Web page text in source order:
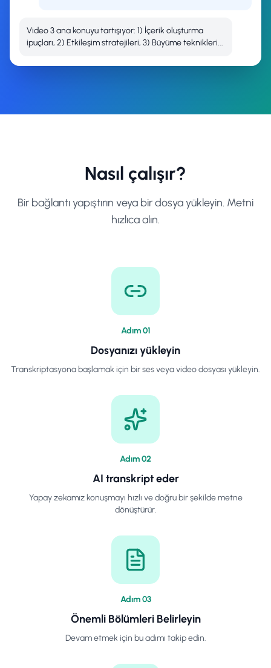
Video 3 ana konuyu tartışıyor: 1) İçerik oluşturma
ipuçları, 2) Etkileşim stratejileri, 3) Büyüme teknikleri...
Nasıl çalışır?
Bir bağlantı yapıştırın veya bir dosya yükleyin. Metni
hızlıca alın.
Adım01
Dosyanızı yükleyin
Transkriptasyona başlamak için bir ses veya video dosyası yükleyin.
Adım02
AI transkript eder
Yapay zekamız konuşmayı hızlı ve doğru bir şekilde metne
dönüştürür.
Adım03
Önemli Bölümleri Belirleyin
Devam etmek için bu adımı takip edin.